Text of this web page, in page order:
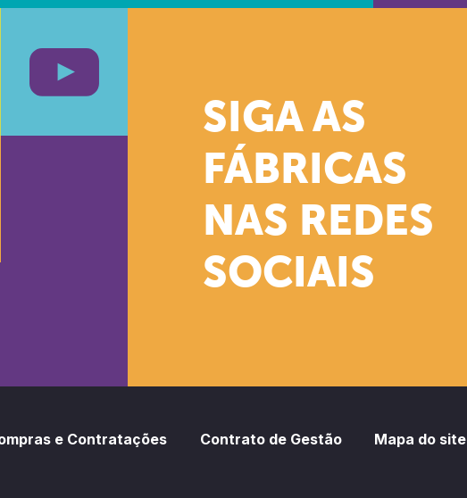
SIGA AS
FÁBRICAS
NAS REDES
SOCIAIS
e Contratações Contrato de Gestão Mapa do site